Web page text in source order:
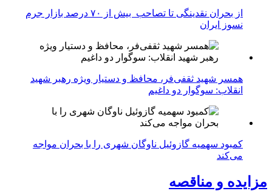
از بحران نقدینگی تا تصاحب بیش از ۷۰ درصد بازار جرم
نسوز ایران
همسر شهید ثقفی‌فر، محافظ و دستیار ویژه رهبر شهید
انقلاب: سوگوار دو داغیم
کمبود سهمیه گازوئیل ناوگان شهری را با بحران مواجه
می‌کند
مزایده و مناقصه